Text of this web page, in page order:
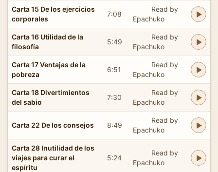
Carta 15 De los ejercicios
corporales
7:08
Read by
Epachuko
Carta 16 Utilidad de la
filosofía
5:49
Read by
Epachuko
Carta 17 Ventajas de la
pobreza
6:51
Read by
Epachuko
Carta 18 Divertimientos
del sabio
7:30
Read by
Epachuko
Carta 22 De los consejos 8:49
Read by
Epachuko
Carta 28 Inutilidad de los
viajes para curar el
espíritu
5:24
Read by
Epachuko